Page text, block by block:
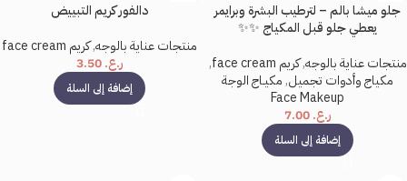
جلو ميشا بالم – لترطيب البشرة وبرايمر
يعطي جلو قبل المكياج ✨✨
منتجات عناية بالوجه,كريم face cream
,
مكياج وأدوات تجميل, مكيـاج الوجة
Face Makeup
ر.ع.7.00
إضافة إلى السلة
دالفور كريم التبييض
منتجات عناية بالوجه,كريم face cream
ر.ع.3.50
إضافة إلى السلة